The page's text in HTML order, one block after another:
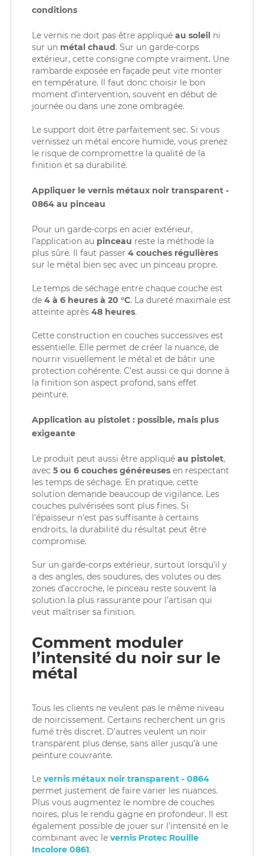
conditions
Le vernis ne doit pas être appliqué au soleilni
sur un métal chaud. Sur un garde-corps
extérieur, cette consigne compte vraiment. Une
rambarde exposée en façade peut vite monter
en température. Il faut donc choisir le bon
moment d’intervention, souvent en début de
journée ou dans une zone ombragée.
Le support doit être parfaitement sec. Si vous
vernissez un métal encore humide, vous prenez
le risque de compromettre la qualité de la
finition et sa durabilité.
Appliquer le vernis métaux noir transparent -
0864 au pinceau
Pour un garde-corps en acier extérieur,
l’application au pinceau reste la méthode la
plus sûre. Il faut passer 4 couches régulières
sur le métal bien sec avec un pinceau propre.
Le temps de séchage entre chaque couche est
de 4 à 6 heures à 20 °C. La dureté maximale est
atteinte après48 heures.
Cette construction en couches successives est
essentielle. Elle permet de créer la nuance, de
nourrir visuellement le métal et de bâtir une
protection cohérente. C’est aussi ce qui donne à
la finition son aspect profond, sans effet
peinture.
Application au pistolet : possible, mais plus
exigeante
Le produit peut aussi être appliqué au pistolet,
avec 5 ou 6 couches généreusesen respectant
les temps de séchage. En pratique, cette
solution demande beaucoup de vigilance. Les
couches pulvérisées sont plus fines. Si
l’épaisseur n’est pas suffisante à certains
endroits, la durabilité du résultat peut être
compromise.
Sur un garde-corps extérieur, surtout lorsqu’il y
a des angles, des soudures, des volutes ou des
zones d’accroche, le pinceau reste souvent la
solution la plus rassurante pour l’artisan qui
veut maîtriser sa finition.
Comment moduler
l’intensité du noir sur le
métal
Tous les clients ne veulent pas le même niveau
de noircissement. Certains recherchent un gris
fumé très discret. D’autres veulent un noir
transparent plus dense, sans aller jusqu’à une
peinture couvrante.
Le vernis métaux noir transparent - 0864
permet justement de faire varier les nuances.
Plus vous augmentez le nombre de couches
noires, plus le rendu gagne en profondeur. Il est
également possible de jouer sur l’intensité en le
combinant avec le vernis Protec Rouille
Incolore 0861.